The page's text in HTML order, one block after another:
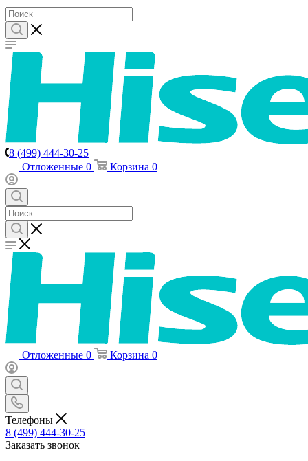
8 (499) 444-30-25
Отложенные 0 Корзина 0
Отложенные 0 Корзина 0
Телефоны
8 (499) 444-30-25
Заказать звонок